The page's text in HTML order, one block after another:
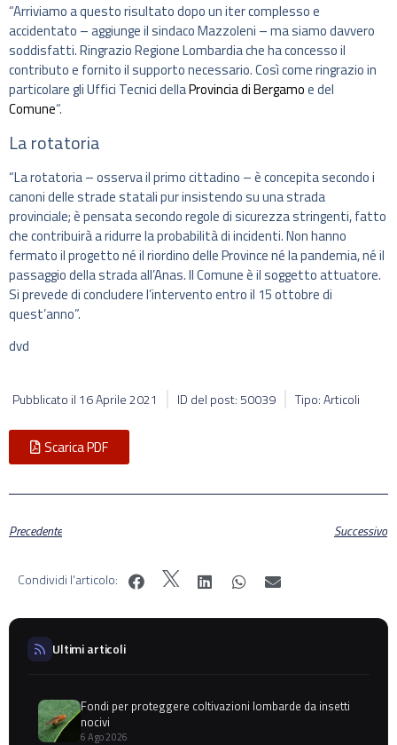
“Arriviamo a questo risultato dopo un iter complesso e
accidentato – aggiunge il sindaco Mazzoleni – ma siamo davvero
soddisfatti. Ringrazio Regione Lombardia che ha concesso il
contributo e fornito il supporto necessario. Così come ringrazio in
particolare gli Uffici Tecnici dellaProvincia di Bergamoe del
Comune“.
La rotatoria
“La rotatoria – osserva il primo cittadino – è concepita secondo i
canoni delle strade statali pur insistendo su una strada
provinciale; è pensata secondo regole di sicurezza stringenti, fatto
che contribuirà a ridurre la probabilità di incidenti. Non hanno
fermato il progetto né il riordino delle Province né la pandemia, né il
passaggio della strada all’Anas. Il Comune è il soggetto attuatore.
Si prevede di concludere l’intervento entro il 15 ottobre di
quest’anno”.
dvd
Pubblicato il 16 Aprile 2021 ID del post: 50039 Tipo: Articoli
Scarica PDF
Precedente Successivo
Condividi l'articolo:
Ultimi articoli
Fondi per proteggere coltivazioni lombarde da insetti
nocivi
6 Ago 2026